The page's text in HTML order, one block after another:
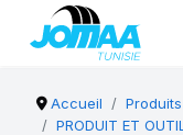
Accueil
Produits
PRODUIT ET